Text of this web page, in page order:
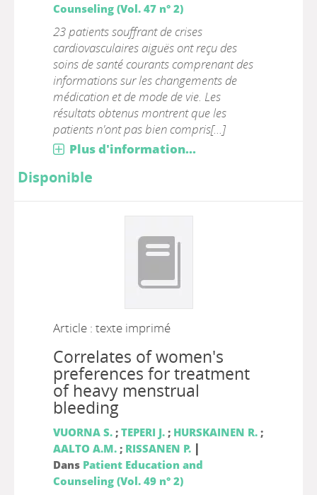
Counseling (Vol. 47 n° 2)
23 patients souffrant de crises
cardiovasculaires aiguës ont reçu des
soins de santé courants comprenant des
informations sur les changements de
médication et de mode de vie. Les
résultats obtenus montrent que les
patients n'ont pas bien compris[...]
Plus d'information...
Disponible
Article : texte imprimé
Correlates of women's
preferences for treatment
of heavy menstrual
bleeding
VUORNA S.; TEPERI J.; HURSKAINEN R.;
AALTO A.M.; RISSANEN P. |
Dans Patient Education and
Counseling (Vol. 49 n° 2)